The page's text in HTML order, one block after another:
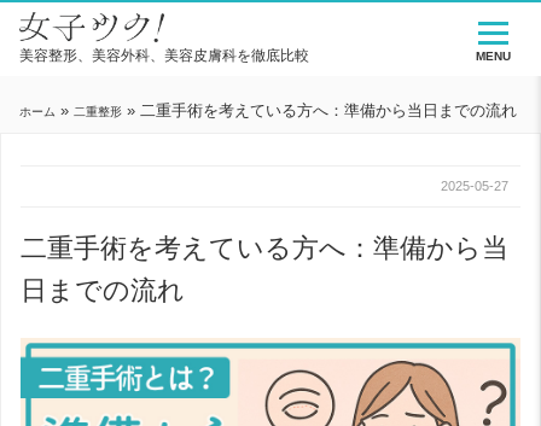
美容整形、美容外科、美容皮膚科を徹底比較
ホーム » 二重整形 » 二重手術を考えている方へ：準備から当日までの流れ
2025-05-27
二重手術を考えている方へ：準備から当
日までの流れ
MENU